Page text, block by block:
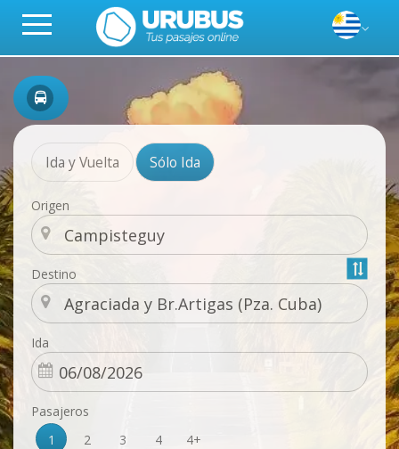
Ida y Vuelta Sólo Ida
Origen
Destino
Ida
Pasajeros
1
2 3 4 4+